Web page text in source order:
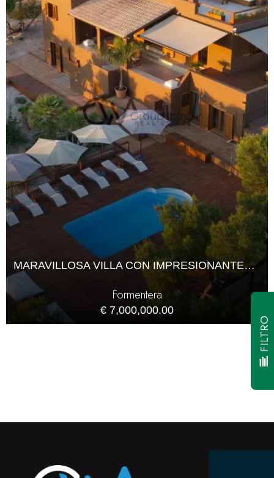
MARAVILLOSA VILLA CON IMPRESIONANTES VISTAS AL MAR EN FORMENTERA
Formentera
€ 7,000,000.00
FILTRO